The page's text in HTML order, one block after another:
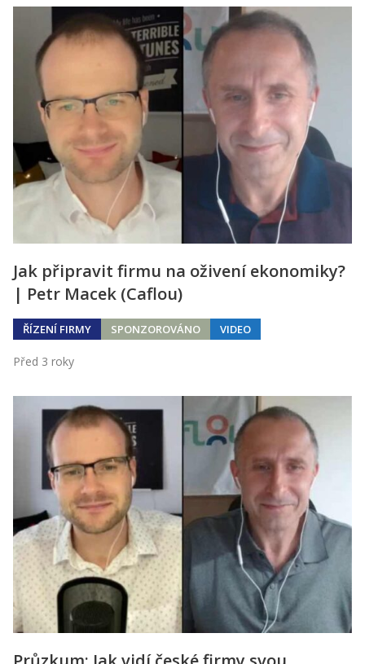
Jak připravit firmu na oživení ekonomiky?
| Petr Macek (Caflou)
ŘÍZENÍ FIRMY SPONZOROVÁNO VIDEO
Před 3 roky